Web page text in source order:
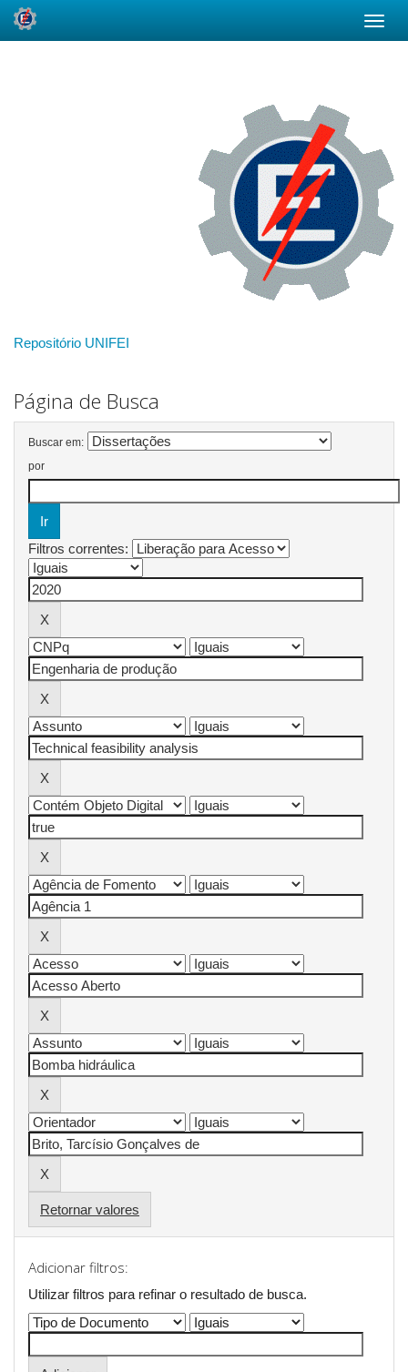
Repositório UNIFEI
Página de Busca
Buscar em:
por
Filtros correntes:
Retornar valores
Adicionar filtros:
Utilizar filtros para refinar o resultado de busca.